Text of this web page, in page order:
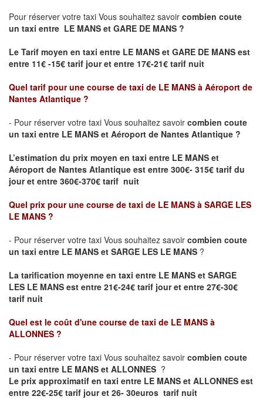
Pour réserver votre taxi Vous souhaitez savoir combien coute
un taxi entre LE MANS et GARE DE MANS ?
Le Tarif moyen en taxi entre LE MANS et GARE DE MANS est
entre 11€ -15€ tarif jour et entre 17€-21€ tarif nuit
Quel tarif pour une course de taxi de LE MANS à Aéroport de
Nantes Atlantique ?
- Pour réserver votre taxi Vous souhaitez savoir combien coute
un taxi entre LE MANS et Aéroport de Nantes Atlantique ?
L’estimation du prix moyen en taxi entre LE MANS et
Aéroport de Nantes Atlantique est entre 300€- 315€ tarif du
jour et entre 360€-370€ tarif nuit
Quel prix pour une course de taxi de LE MANS à SARGE LES
LE MANS ?
- Pour réserver votre taxi Vous souhaitez savoir combien coute
un taxi entre LE MANS et SARGE LES LE MANS ?
La tarification moyenne en taxi entre LE MANS et SARGE
LES LE MANS est entre 21€-24€ tarif jour et entre 27€-30€
tarif nuit
Quel est le coût d'une course de taxi de LE MANS à
ALLONNES ?
- Pour réserver votre taxi Vous souhaitez savoir combien coute
un taxi entre LE MANS et ALLONNES ?
Le prix approximatif en taxi entre LE MANS et ALLONNES est
entre 22€-25€ tarif jour et 26- 30euros tarif nuit